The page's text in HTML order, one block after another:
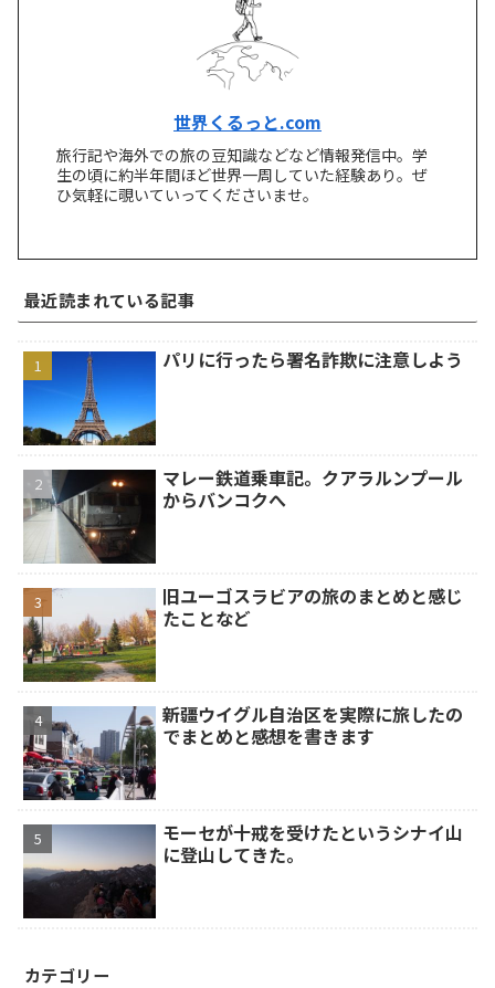
世界くるっと.com
旅行記や海外での旅の豆知識などなど情報発信中。学
生の頃に約半年間ほど世界一周していた経験あり。ぜ
ひ気軽に覗いていってくださいませ。
最近読まれている記事
パリに行ったら署名詐欺に注意しよう
マレー鉄道乗車記。クアラルンプール
からバンコクへ
旧ユーゴスラビアの旅のまとめと感じ
たことなど
新疆ウイグル自治区を実際に旅したの
でまとめと感想を書きます
モーセが十戒を受けたというシナイ山
に登山してきた。
カテゴリー